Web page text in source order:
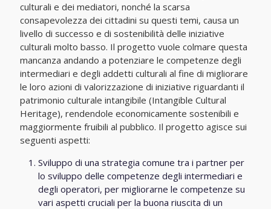
culturali e dei mediatori, nonché la scarsa
consapevolezza dei cittadini su questi temi, causa un
livello di successo e di sostenibilità delle iniziative
culturali molto basso. Il progetto vuole colmare questa
mancanza andando a potenziare le competenze degli
intermediari e degli addetti culturali al fine di migliorare
le loro azioni di valorizzazione di iniziative riguardanti il
patrimonio culturale intangibile (Intangible Cultural
Heritage), rendendole economicamente sostenibili e
maggiormente fruibili al pubblico. Il progetto agisce sui
seguenti aspetti:
Sviluppo di una strategia comune tra i partner per
lo sviluppo delle competenze degli intermediari e
degli operatori, per migliorarne le competenze su
vari aspetti cruciali per la buona riuscita di un